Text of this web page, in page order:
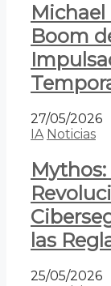
Michael
Boom
27/05/2026
IA Noticias
Mythos:
las
25/05/2026